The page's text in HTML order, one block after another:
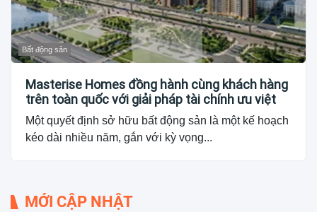
Bất động sản
Masterise Homes đồng hành cùng khách hàng
trên toàn quốc với giải pháp tài chính ưu việt
Một quyết định sở hữu bất động sản là một kế hoạch
kéo dài nhiều năm, gắn với kỳ vọng...
MỚI CẬP NHẬT